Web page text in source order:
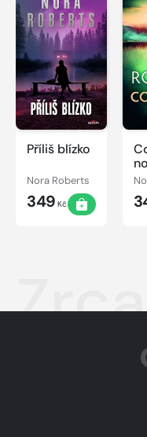
Příliš blízko
Nora Roberts
349 Kč